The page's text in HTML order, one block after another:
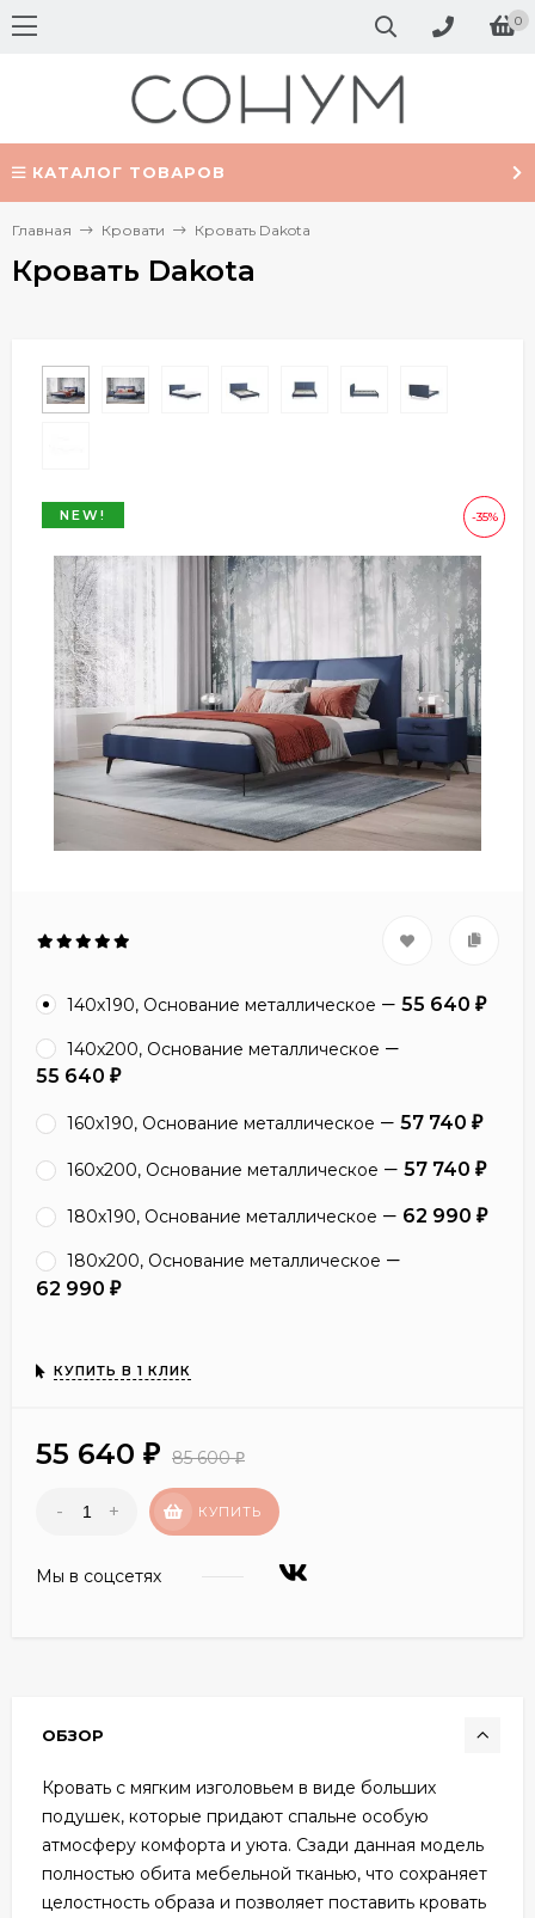
0
КАТАЛОГ ТОВАРОВ
Главная Кровати Кровать Dakota
Кровать Dakota
-35%
NEW!
140х190, Основание металлическое 55 640 ₽
140х200, Основание металлическое
55 640 ₽
160х190, Основание металлическое 57 740 ₽
160х200, Основание металлическое 57 740 ₽
180х190, Основание металлическое 62 990 ₽
180х200, Основание металлическое
62 990 ₽
КУПИТЬ В 1 КЛИК
55 640 ₽ 85 600₽
- + КУПИТЬ
Мы в соцсетях
ОБЗОР
Кровать с мягким изголовьем в виде больших
подушек, которые придают спальне особую
атмосферу комфорта и уюта. Сзади данная модель
полностью обита мебельной тканью, что сохраняет
целостность образа и позволяет поставить кровать